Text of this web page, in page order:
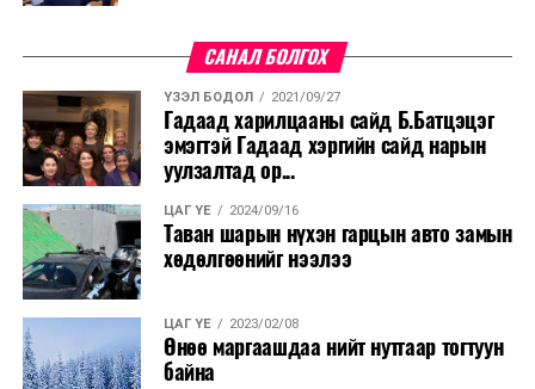
САНАЛ БОЛГОХ
ҮЗЭЛ БОДОЛ 2021/09/27
Гадаад харилцааны сайд Б.Батцэцэг
эмэгтэй Гадаад хэргийн сайд нарын
уулзалтад ор...
ЦАГ ҮЕ 2024/09/16
Таван шарын нүхэн гарцын авто замын
хөдөлгөөнийг нээлээ
ЦАГ ҮЕ 2023/02/08
Өнөө маргаашдаа нийт нутгаар тогтуун
байна